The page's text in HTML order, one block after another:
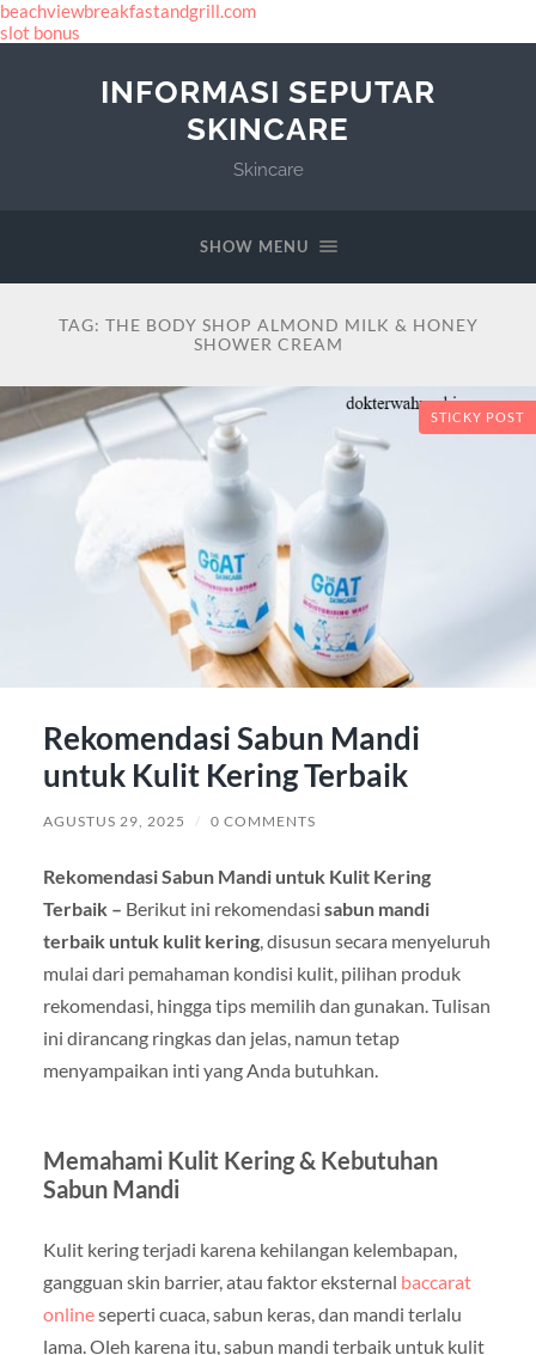
beachviewbreakfastandgrill.com
slot bonus
INFORMASI SEPUTAR
SKINCARE
Skincare
SHOW MENU
TAG: THE BODY SHOP ALMOND MILK & HONEY
SHOWER CREAM
STICKY POST
Rekomendasi Sabun Mandi
untuk Kulit Kering Terbaik
AGUSTUS 29, 2025 / 0 COMMENTS
RekomendasiSabunMandi untuk Kulit Kering
Terbaik – Berikut ini rekomendasi sabun mandi
terbaik untuk kulit kering, disusun secara menyeluruh
mulai dari pemahaman kondisi kulit, pilihan produk
rekomendasi, hingga tips memilih dan gunakan. Tulisan
ini dirancang ringkas dan jelas, namun tetap
menyampaikan inti yang Anda butuhkan.
Memahami Kulit Kering & Kebutuhan
Sabun Mandi
Kulit kering terjadi karena kehilangan kelembapan,
gangguan skin barrier, atau faktor eksternal baccarat
onlineseperti cuaca, sabun keras, dan mandi terlalu
lama. Oleh karena itu, sabun mandi terbaik untuk kulit